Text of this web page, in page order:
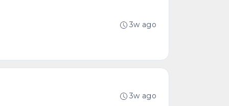
3w ago
3w ago